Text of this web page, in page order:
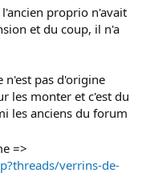
proprio n'avait
et du coup, il n'a
n'est pas d'origine
les monter et c'est du
les anciens du forum
=>
verrins-de-